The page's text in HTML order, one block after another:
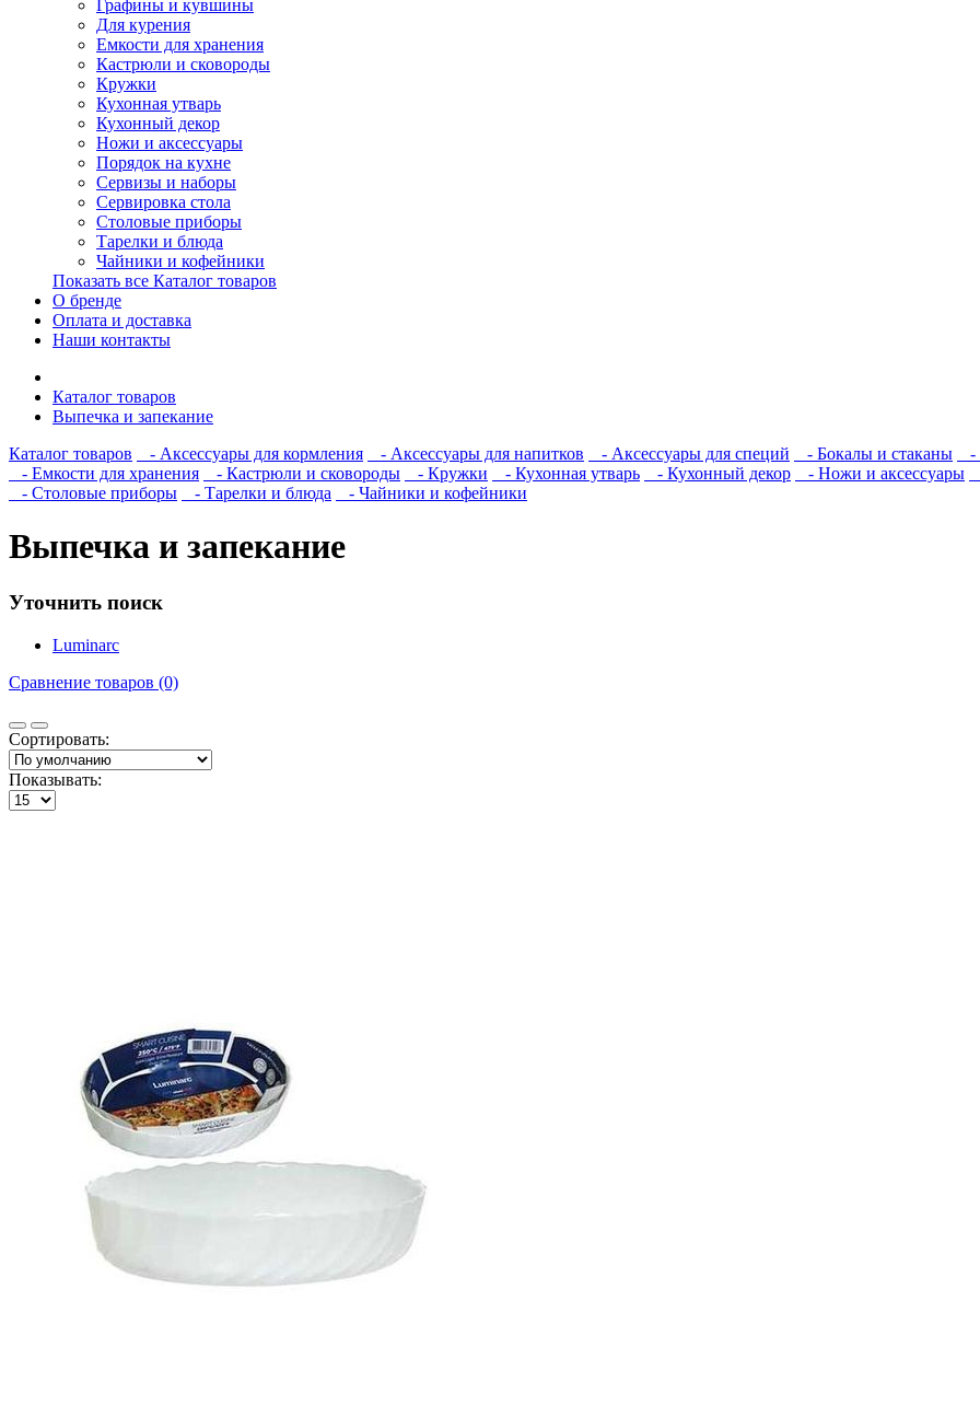
Графины и кувшины
Для курения
Емкости для хранения
Кастрюли и сковороды
Кружки
Кухонная утварь
Кухонный декор
Ножи и аксессуары
Порядок на кухне
Сервизы и наборы
Сервировка стола
Столовые приборы
Тарелки и блюда
Чайники и кофейники
Показать все Каталог товаров
О бренде
Оплата и доставка
Наши контакты
Каталог товаров
Выпечка и запекание
Каталог товаров
- Аксессуары для кормления - Аксессуары для напитков - Аксессуары для специй - Бокалы и стаканы -
- Емкости для хранения
- Кастрюли и сковороды - Кружки - Кухонная утварь - Кухонный декор - Ножи и аксессуары
- Столовые приборы
- Тарелки и блюда - Чайники и кофейники
Выпечка и запекание
Уточнить поиск
Luminarc
Сравнение товаров (0)
Сортировать:
Показывать: